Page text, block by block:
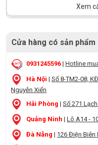
Xem
Cửa hàng có sản phẩm
0931245596 | Hotline
Hà Nội | Số 8-TM2-08,
Nguyễn Xiển
Hải Phòng | Số 271
Quảng Ninh | Lô A14 -
Đà Nẵng | 126 Điện Biên